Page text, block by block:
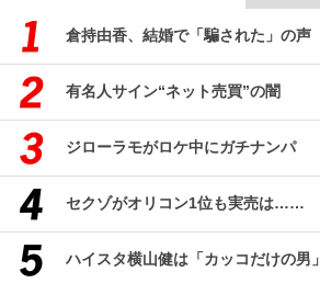
倉持由香、結婚で「騙された」の声
有名人サイン“ネット売買”の闇
ジローラモがロケ中にガチナンパ
セクゾがオリコン1位も実売は……
ハイスタ横山健は「カッコだけの男」